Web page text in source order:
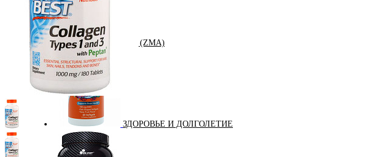
ЗМА (ZMA)
ЗДОРОВЬЕ И ДОЛГОЛЕТИЕ